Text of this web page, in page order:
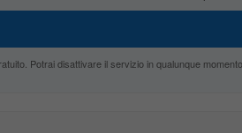
Potrai disattivare il servizio in qualunque momento